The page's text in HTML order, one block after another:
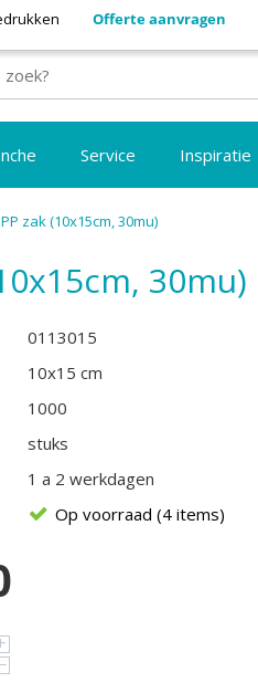
Offerte aanvragen
Service Inspiratie
PP zak (10x15cm, 30mu)
30mu)
0113015
10x15 cm
1000
stuks
1 a 2 werkdagen
Op voorraad (4 items)